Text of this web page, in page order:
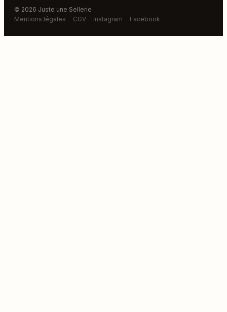
© 2026 Juste une Sellerie
Mentions légales
CGV Instagram Facebook